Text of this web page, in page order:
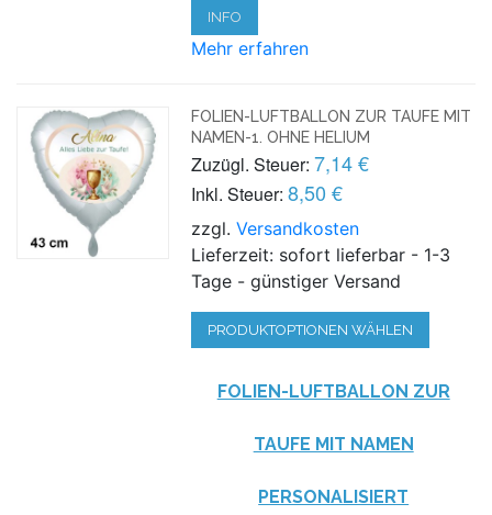
INFO
Mehr erfahren
FOLIEN-LUFTBALLON ZUR TAUFE MIT
NAMEN-1. OHNE HELIUM
Zuzügl. Steuer: 7,14 €
Inkl. Steuer: 8,50 €
zzgl.Versandkosten
Lieferzeit: sofort lieferbar - 1-3
Tage - günstiger Versand
PRODUKTOPTIONEN WÄHLEN
FOLIEN-LUFTBALLON ZUR
TAUFE MIT NAMEN
PERSONALISIERT